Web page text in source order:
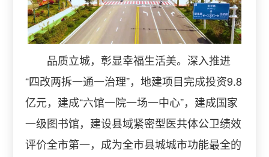
品质立城，彰显幸福生活美。深入推进
“四改两拆一通一治理”，地建项目完成投资9.8
亿元，建成“六馆一院一场一中心”，建成国家
一级图书馆，建设县域紧密型医共体公卫绩效
评价全市第一，成为全市县城城市功能最全的